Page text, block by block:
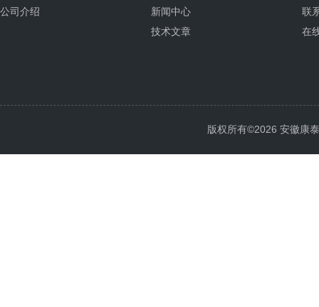
公司介绍
新闻中心
技术文章
联
在
版权所有©2026 安徽康